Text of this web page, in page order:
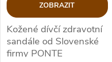
ZOBRAZIT
Kožené dívčí zdravotní
sandále od Slovenské
firmy PONTE